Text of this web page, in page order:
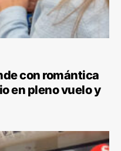
con romántica
en pleno vuelo y